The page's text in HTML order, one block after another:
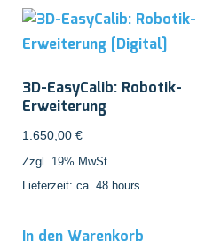
3D-EasyCalib: Robotik-
Erweiterung
1.650,00 €
Zzgl. 19% MwSt.
Lieferzeit: ca. 48 hours
In den Warenkorb